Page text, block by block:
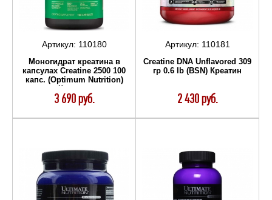
Артикул: 110180
Моногидрат креатина в
капсулах Creatine 2500 100
капс. (Optimum Nutrition)
Креатин
3 690 руб.
Артикул: 110181
Creatine DNA Unflavored 309
гр 0.6 lb (BSN) Креатин
2 430 руб.